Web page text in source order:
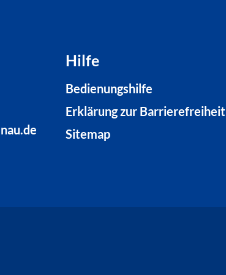
n d
Hilfe
Bedienungshilfe
Erklärung zur Barrierefreiheit
Sitemap